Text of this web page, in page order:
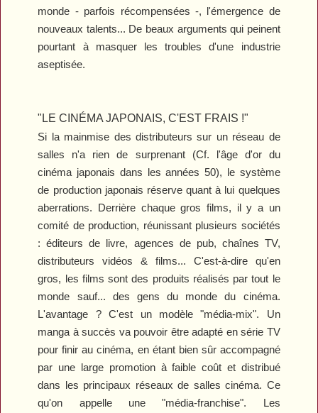
monde - parfois récompensées -, l'émergence de
nouveaux talents... De beaux arguments qui peinent
pourtant à masquer les troubles d'une industrie
aseptisée.
"LE CINÉMA JAPONAIS, C'EST FRAIS !"
Si la mainmise des distributeurs sur un réseau de
salles n'a rien de surprenant (Cf. l'âge d'or du
cinéma japonais dans les années 50), le système
de production japonais réserve quant à lui quelques
aberrations. Derrière chaque gros films, il y a un
comité de production, réunissant plusieurs sociétés
: éditeurs de livre, agences de pub, chaînes TV,
distributeurs vidéos & films... C'est-à-dire qu'en
gros, les films sont des produits réalisés par tout le
monde sauf... des gens du monde du cinéma.
L'avantage ? C'est un modèle "média-mix". Un
manga à succès va pouvoir être adapté en série TV
pour finir au cinéma, en étant bien sûr accompagné
par une large promotion à faible coût et distribué
dans les principaux réseaux de salles cinéma. Ce
qu'on appelle une "média-franchise". Les